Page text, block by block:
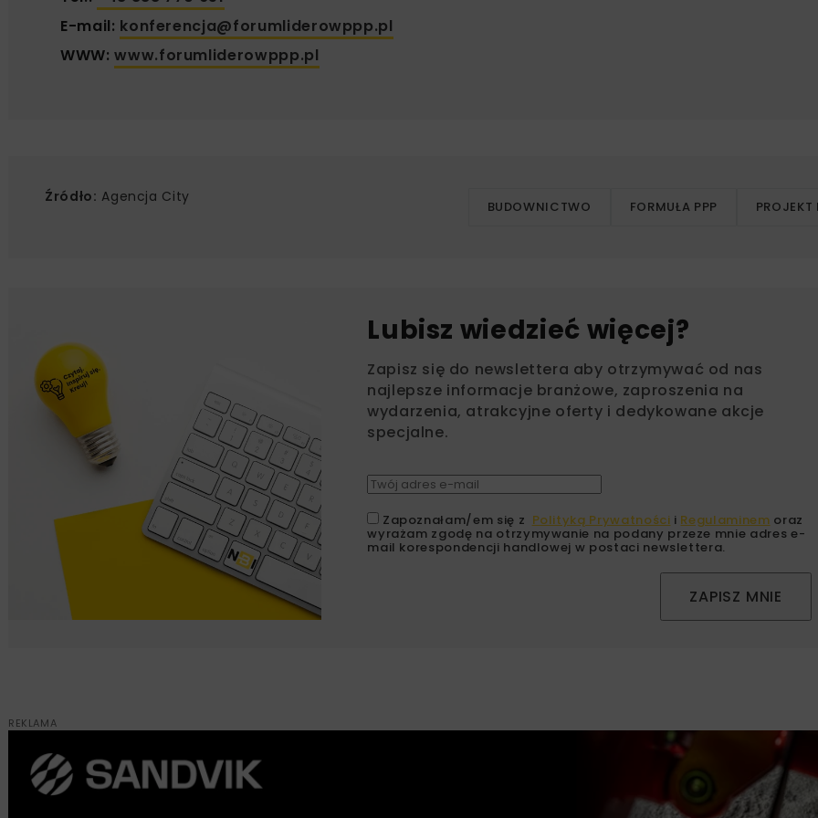
E-mail: konferencja@forumliderowppp.pl
WWW: www.forumliderowppp.pl
Źródło: Agencja City
BUDOWNICTWO FORMUŁA PPP PROJEKT
Lubisz wiedzieć więcej?
Zapisz się do newslettera aby otrzymywać od nas
najlepsze informacje branżowe, zaproszenia na
wydarzenia, atrakcyjne oferty i dedykowane akcje
specjalne.
Zapoznałam/em się z Polityką Prywatności i Regulaminem oraz
wyrażam zgodę na otrzymywanie na podany przeze mnie adres e-
mail korespondencji handlowej w postaci newslettera.
ZAPISZ MNIE
REKLAMA